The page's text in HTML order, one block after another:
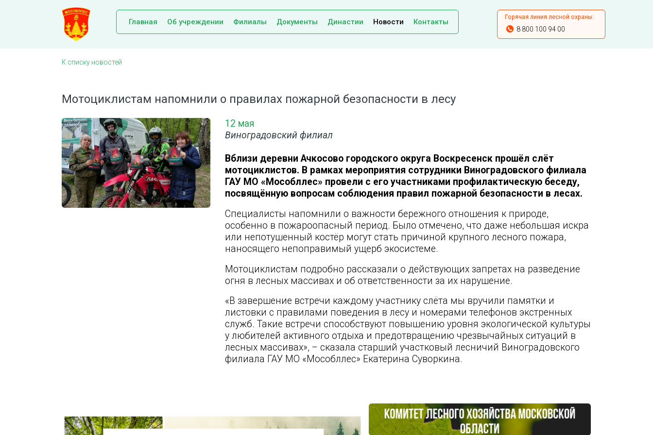
Главная Об учреждении Филиалы Документы Династии Новости Контакты
Горячая линия лесной охраны:
8 800 100 94 00
К списку новостей
Мотоциклистам напомнили о правилах пожарной безопасности в лесу
12 мая
Виноградовский филиал
Вблизи деревни Ачкосово городского округа Воскресенск прошёл слёт
мотоциклистов. В рамках мероприятия сотрудники Виноградовского филиала
ГАУ МО «Мособллес» провели с его участниками профилактическую беседу,
посвящённую вопросам соблюдения правил пожарной безопасности в лесах.
Специалисты напомнили о важности бережного отношения к природе,
особенно в пожароопасный период. Было отмечено, что даже небольшая искра
или непотушенный костёр могут стать причиной крупного лесного пожара,
наносящего непоправимый ущерб экосистеме.
Мотоциклистам подробно рассказали о действующих запретах на разведение
огня в лесных массивах и об ответственности за их нарушение.
«В завершение встречи каждому участнику слёта мы вручили памятки и
листовки с правилами поведения в лесу и номерами телефонов экстренных
служб. Такие встречи способствуют повышению уровня экологической культуры
у любителей активного отдыха и предотвращению чрезвычайных ситуаций в
лесных массивах», – сказала старший участковый лесничий Виноградовского
филиала ГАУ МО «Мособллес» Екатерина Суворкина.